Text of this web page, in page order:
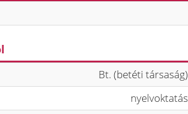
Bt. (betéti társaság)
nyelvoktatás